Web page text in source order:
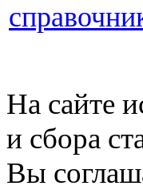
На сайте
и сбора
Вы